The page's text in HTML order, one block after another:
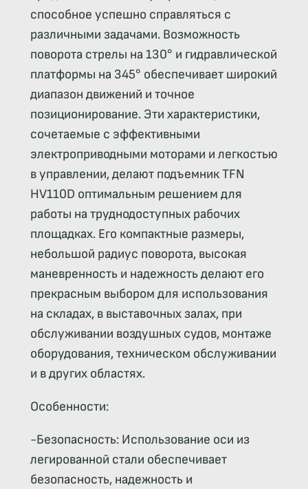
способное успешно справляться с
различными задачами. Возможность
поворота стрелы на 130° и гидравлической
платформы на 345° обеспечивает широкий
диапазон движений и точное
позиционирование. Эти характеристики,
сочетаемые с эффективными
электроприводными моторами и легкостью
в управлении, делают подъемник TFN
HV110D оптимальным решением для
работы на труднодоступных рабочих
площадках. Его компактные размеры,
небольшой радиус поворота, высокая
маневренность и надежность делают его
прекрасным выбором для использования
на складах, в выставочных залах, при
обслуживании воздушных судов, монтаже
оборудования, техническом обслуживании
и в других областях.
Особенности:
-Безопасность: Использование оси из
легированной стали обеспечивает
безопасность, надежность и